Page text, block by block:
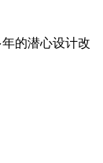
的潜心设计改